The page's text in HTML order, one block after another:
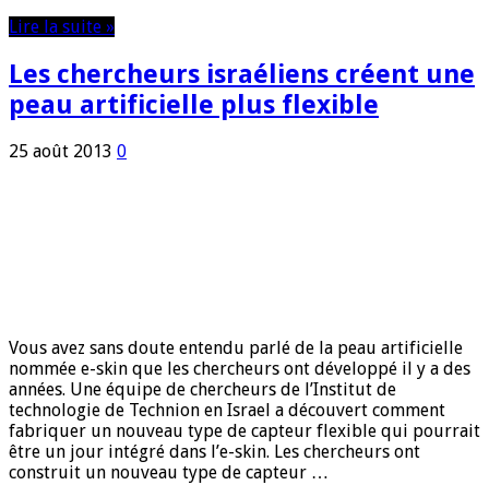
Lire la suite »
Les chercheurs israéliens créent une
peau artificielle plus flexible
25 août 2013 0
Vous avez sans doute entendu parlé de la peau artificielle
nommée e-skin que les chercheurs ont développé il y a des
années. Une équipe de chercheurs de l’Institut de
technologie de Technion en Israel a découvert comment
fabriquer un nouveau type de capteur flexible qui pourrait
être un jour intégré dans l’e-skin. Les chercheurs ont
construit un nouveau type de capteur …